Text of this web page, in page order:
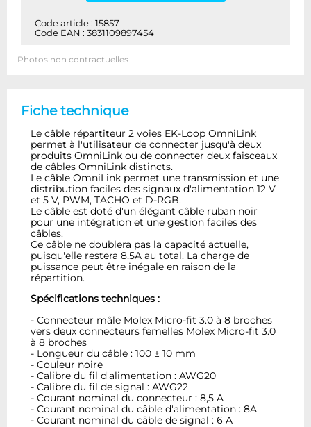
Code article : 15857
Code EAN : 3831109897454
Photos non contractuelles
Fiche technique
Le câble répartiteur 2 voies EK-Loop OmniLink
permet à l'utilisateur de connecter jusqu'à deux
produits OmniLink ou de connecter deux faisceaux
de câbles OmniLink distincts.
Le câble OmniLink permet une transmission et une
distribution faciles des signaux d'alimentation 12 V
et 5 V, PWM, TACHO et D-RGB.
Le câble est doté d'un élégant câble ruban noir
pour une intégration et une gestion faciles des
câbles.
Ce câble ne doublera pas la capacité actuelle,
puisqu'elle restera 8,5A au total. La charge de
puissance peut être inégale en raison de la
répartition.
Spécifications techniques :
- Connecteur mâle Molex Micro-fit 3.0 à 8 broches
vers deux connecteurs femelles Molex Micro-fit 3.0
à 8 broches
- Longueur du câble : 100 ± 10 mm
- Couleur noire
- Calibre du fil d'alimentation : AWG20
- Calibre du fil de signal : AWG22
- Courant nominal du connecteur : 8,5 A
- Courant nominal du câble d'alimentation : 8A
- Courant nominal du câble de signal : 6 A